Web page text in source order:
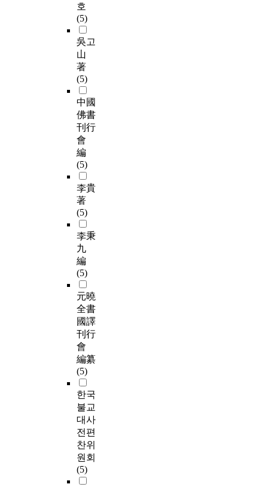
호
(5)
吳고
山
著
(5)
中國
佛書
刊行
會
編
(5)
李貴
著
(5)
李秉
九
編
(5)
元曉
全書
國譯
刊行
會
編纂
(5)
한국
불교
대사
전편
찬위
원회
(5)